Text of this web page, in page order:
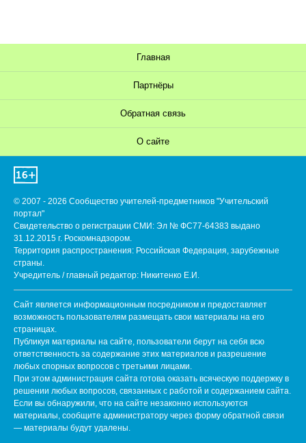
Главная
Партнёры
Обратная связь
О сайте
© 2007 - 2026 Сообщество учителей-предметников "Учительский
портал"
Свидетельство о регистрации СМИ: Эл № ФС77-64383 выдано
31.12.2015 г. Роскомнадзором.
Территория распространения: Российская Федерация, зарубежные
страны.
Учредитель / главный редактор: Никитенко Е.И.
Сайт является информационным посредником и предоставляет
возможность пользователям размещать свои материалы на его
страницах.
Публикуя материалы на сайте, пользователи берут на себя всю
ответственность за содержание этих материалов и разрешение
любых спорных вопросов с третьими лицами.
При этом администрация сайта готова оказать всяческую поддержку в
решении любых вопросов, связанных с работой и содержанием сайта.
Если вы обнаружили, что на сайте незаконно используются
материалы, сообщите администратору через форму обратной связи
— материалы будут удалены.